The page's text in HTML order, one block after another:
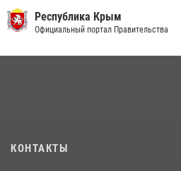
Росгвардия в Крыму и Севастополе
правонарушителей
В крымской столице росгвардейцы
Республика Крым
Официальный портал Правительства
КОНТАКТЫ